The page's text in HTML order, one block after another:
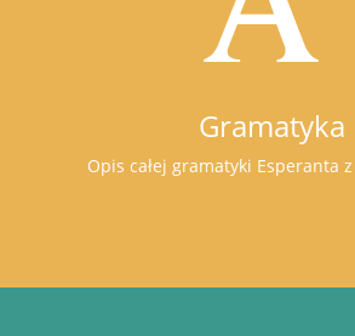
Gramatyka
Opis całej gramatyki Esperanta